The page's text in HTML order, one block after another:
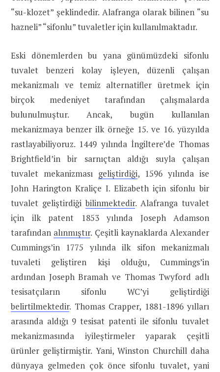
“su-klozet” şeklindedir. Alafranga olarak bilinen “su
hazneli” “sifonlu” tuvaletler için kullanılmaktadır.
Eski dönemlerden bu yana günümüzdeki sifonlu
tuvalet benzeri kolay işleyen, düzenli çalışan
mekanizmalı ve temiz alternatifler üretmek için
birçok medeniyet tarafından çalışmalarda
bulunulmuştur. Ancak, bugün kullanılan
mekanizmaya benzer ilk örneğe 15. ve 16. yüzyılda
rastlayabiliyoruz. 1449 yılında İngiltere’de Thomas
Brightfield’in bir sarnıçtan aldığı suyla çalışan
tuvalet mekanizması geliştirdiği, 1596 yılında ise
John Harington Kraliçe I. Elizabeth için sifonlu bir
tuvalet geliştirdiğibilinmektedir. Alafranga tuvalet
için ilk patent 1853 yılında Joseph Adamson
tarafından alınmıştır. Çeşitli kaynaklarda Alexander
Cummings’in 1775 yılında ilk sifon mekanizmalı
tuvaleti geliştiren kişi olduğu, Cummings’in
ardından Joseph Bramah ve Thomas Twyford adlı
tesisatçıların sifonlu WC’yi geliştirdiği
belirtilmektedir. Thomas Crapper, 1881-1896 yılları
arasında aldığı 9 tesisat patenti ile sifonlu tuvalet
mekanizmasında iyileştirmeler yaparak çeşitli
ürünler geliştirmiştir. Yani, Winston Churchill daha
dünyaya gelmeden çok önce sifonlu tuvalet, yani